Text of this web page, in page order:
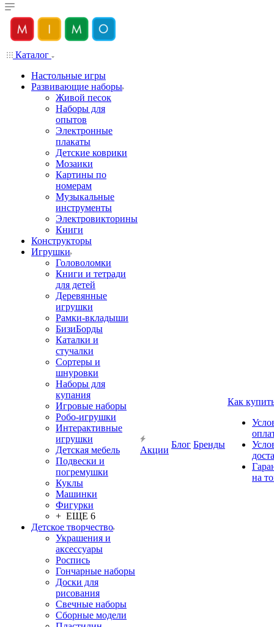
Каталог
Настольные игры
Развивающие наборы
Живой песок
Наборы для
опытов
Электронные
плакаты
Детские коврики
Мозаики
Картины по
номерам
Музыкальные
инструменты
Электровикторины
Книги
Конструкторы
Игрушки
Головоломки
Книги и тетради
для детей
Деревянные
игрушки
Рамки-вкладыши
БизиБорды
Каталки и
стучалки
Сортеры и
шнуровки
Наборы для
купания
Игровые наборы
Робо-игрушки
Интерактивные
игрушки
Детская мебель
Подвески и
погремушки
Куклы
Машинки
Фигурки
+ ЕЩЕ 6
Детское творчество
Украшения и
аксессуары
Роспись
Гончарные наборы
Доски для
рисования
Свечные наборы
Сборные модели
Акции
Блог Бренды
Как
на